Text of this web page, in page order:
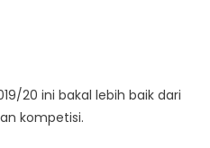
20 ini bakal lebih baik dari
kompetisi.